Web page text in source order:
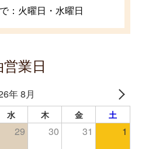
：火曜日・水曜日
業日
年 8月
水 木 金 土
29 30 31 1